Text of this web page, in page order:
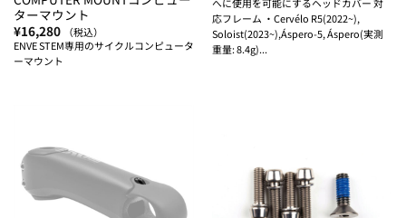
ターマウント
¥16,280
（税込）
ENVE STEM専用のサイクルコンピュータ
ーマウント
¥7,920
–
¥13,200
応フレーム ・Cervélo R5(2022~),
Soloist(2023~),Áspero-5, Áspero(実測
重量: 8.4g)...